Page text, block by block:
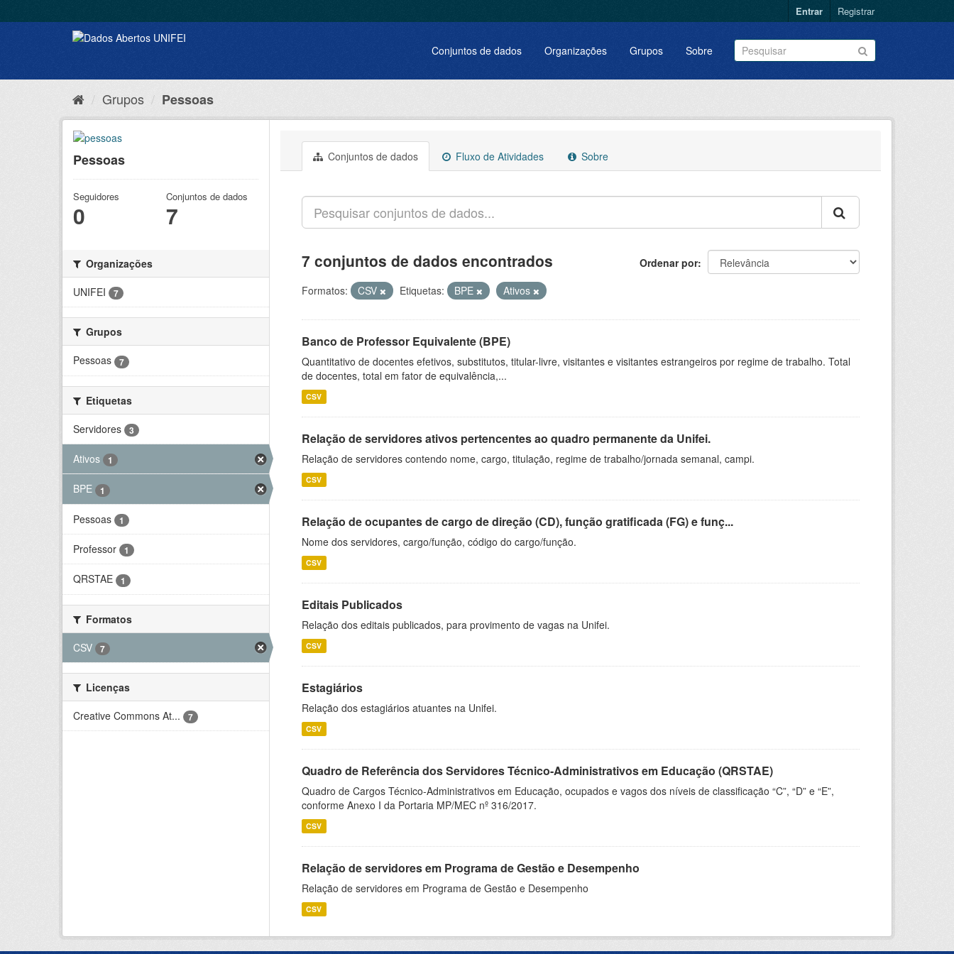
Entrar Registrar
Conjuntos de dados Organizações Grupos Sobre
Grupos Pessoas
Pessoas
Seguidores
0
Conjuntos de dados
7
Organizações
UNIFEI
7
Grupos
Pessoas
7
Etiquetas
Servidores
3
Ativos 1
BPE 1
Pessoas 1
Professor 1
QRSTAE 1
Formatos
CSV
7
Licenças
Creative Commons At...
7
Conjuntos de dados Fluxo de Atividades Sobre
Ordenar por
7 conjuntos de dados encontrados
Formatos: CSV Etiquetas: BPE Ativos
Banco de Professor Equivalente (BPE)
Quantitativo de docentes efetivos, substitutos, titular-livre, visitantes e visitantes estrangeiros por regime de trabalho. Total
de docentes, total em fator de equivalência,...
CSV
Relação de servidores ativos pertencentes ao quadro permanente da Unifei.
Relação de servidores contendo nome, cargo, titulação, regime de trabalho/jornada semanal, campi.
CSV
Relação de ocupantes de cargo de direção (CD), função gratificada (FG) e funç...
Nome dos servidores, cargo/função, código do cargo/função.
CSV
Editais Publicados
Relação dos editais publicados, para provimento de vagas na Unifei.
CSV
Estagiários
Relação dos estagiários atuantes na Unifei.
CSV
Quadro de Referência dos Servidores Técnico-Administrativos em Educação (QRSTAE)
Quadro de Cargos Técnico-Administrativos em Educação, ocupados e vagos dos níveis de classificação “C”, “D” e “E”,
conforme Anexo I da Portaria MP/MEC nº 316/2017.
CSV
Relação de servidores em Programa de Gestão e Desempenho
Relação de servidores em Programa de Gestão e Desempenho
CSV